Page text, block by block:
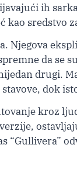
ih
kao
Njegova
da se
drugi.
dok
kroz
“Gullivera”